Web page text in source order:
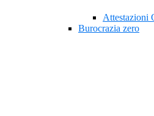
Attestazioni
Burocrazia zero